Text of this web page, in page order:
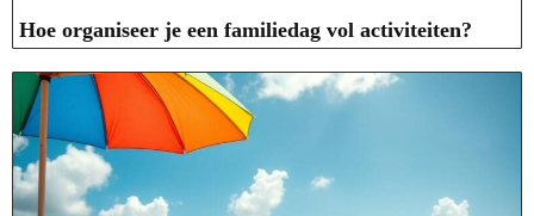
Hoe organiseer je een familiedag vol activiteiten?